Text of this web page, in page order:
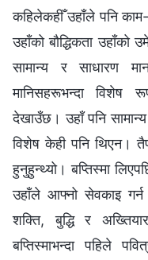
कहिलेकहीँ उहाँले पनि
उहाँको बौद्धिकता
सामान्य र साधारण
मानिसहरूभन्दा विशेष
देखाउँछ। उहाँ पनि
विशेष केही पनि थिएन।
हुनुहुन्थ्यो। बप्तिस्मा
उहाँले आफ्‍नो सेवकाइ गर्न
शक्ति, बुद्धि र
बप्तिस्माभन्दा पहिले